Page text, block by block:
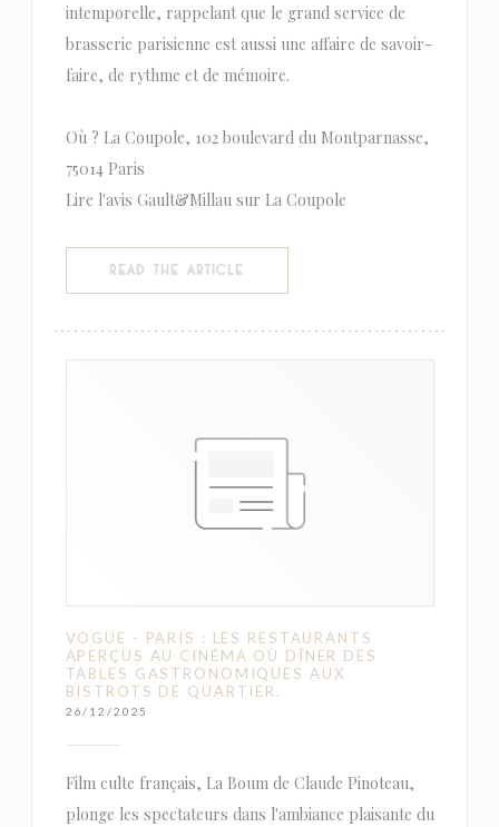
intemporelle, rappelant que le grand service de
brasserie parisienne est aussi une affaire de savoir-
faire, de rythme et de mémoire.
Où ? La Coupole, 102 boulevard du Montparnasse,
75014 Paris
Lire l'avis Gault&Millau sur La Coupole
READ THE ARTICLE
VOGUE - PARIS : LES RESTAURANTS
APERÇUS AU CINÉMA OÙ DÎNER DES
TABLES GASTRONOMIQUES AUX
BISTROTS DE QUARTIER.
26/12/2025
Film culte français, La Boum de Claude Pinoteau,
plonge les spectateurs dans l'ambiance plaisante du